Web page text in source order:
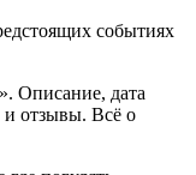
событиях
Описание, дата
и отзывы. Всё о